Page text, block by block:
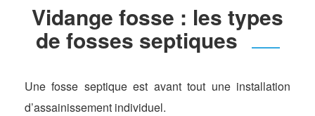
Vidange fosse : les types
de fosses septiques
Une fosse septique est avant tout une installation
d’assainissement individuel.